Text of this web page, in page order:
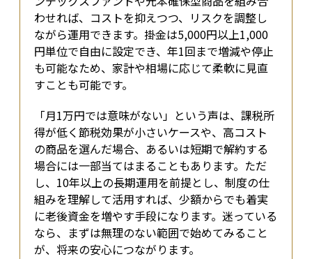
わせれば、コストを抑えつつ、リスクを調整し
ながら運用できます。掛金は5,000円以上1,000
円単位で自由に設定でき、年1回まで増減や停止
も可能なため、家計や相場に応じて柔軟に見直
すことも可能です。
「月1万円では意味がない」という声は、課税所
得が低く節税効果が小さいケースや、高コスト
の商品を選んだ場合、あるいは短期で解約する
場合には一部当てはまることもあります。ただ
し、10年以上の長期運用を前提とし、制度の仕
組みを理解して活用すれば、少額からでも着実
に老後資金を増やす手段になります。迷っている
なら、まずは無理のない範囲で始めてみること
が、将来の安心につながります。